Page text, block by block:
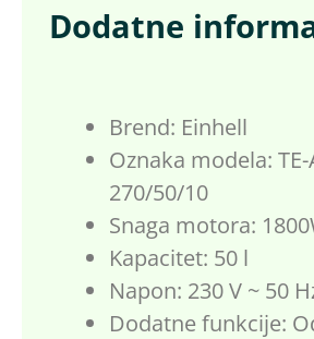
Dodatne
Brend: Einhell
Oznaka modela: TE-
270/50/10
Snaga motora:
Kapacitet: 50 l
Napon: 230 V ~ 50
Dodatne funkcije: